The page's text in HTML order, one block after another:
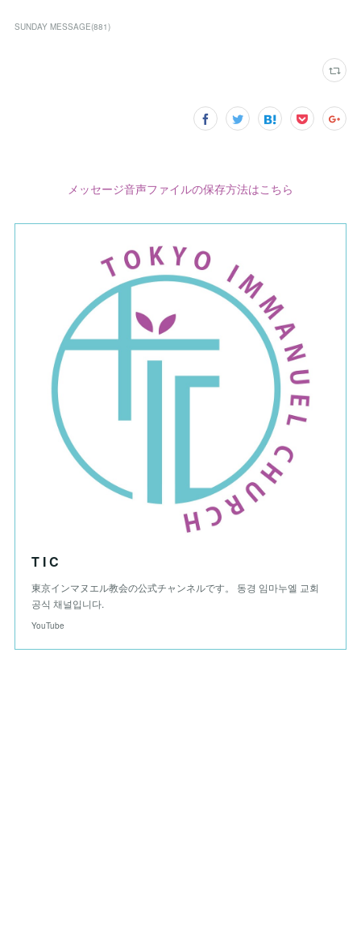
SUNDAY MESSAGE(881)
メッセージ音声ファイルの保存方法はこちら
T I C
東京インマヌエル教会の公式チャンネルです。 동경 임마누엘 교회
공식 채널입니다.
YouTube